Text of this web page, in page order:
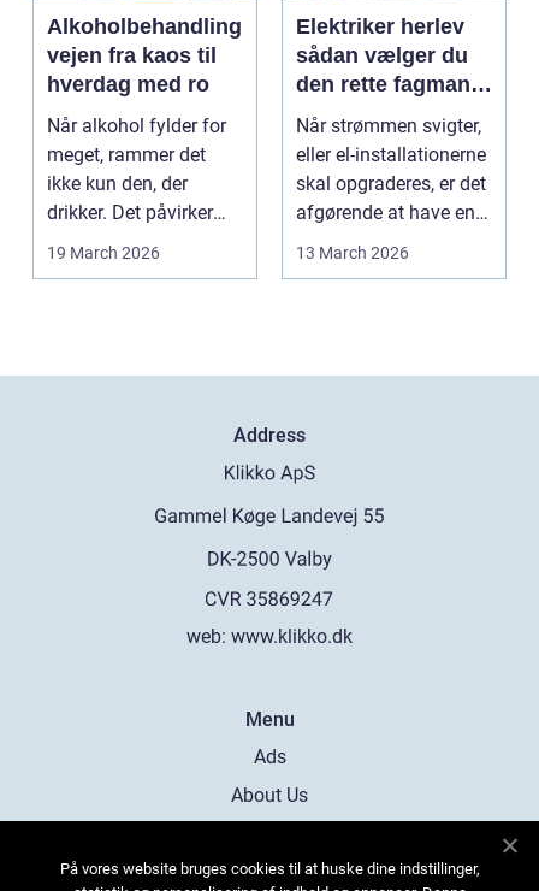
Alkoholbehandling
vejen fra kaos til
hverdag med ro
Når alkohol fylder for
meget, rammer det
ikke kun den, der
drikker. Det påvirker
også familie, arbej...
19 March 2026
Elektriker herlev
sådan vælger du
den rette fagmand
til dine el-opgaver
Når strømmen svigter,
eller el-installationerne
skal opgraderes, er det
afgørende at have en
pålidel...
13 March 2026
Address
web: www.klikko.dk
Menu
Ads
About Us
Contact
På vores website bruges cookies til at huske dine indstillinger,